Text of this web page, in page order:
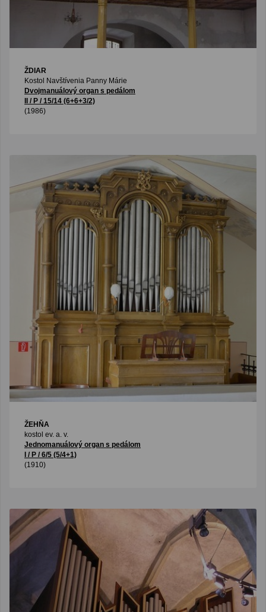
ŽDIAR
Kostol Navštívenia Panny Márie
Dvojmanuálový organ s pedálom
II / P / 15/14 (6+6+3/2)
(1986)
ŽEHŇA
kostol ev. a. v.
Jednomanuálový organ s pedálom
I / P / 6/5 (5/4+1)
(1910)